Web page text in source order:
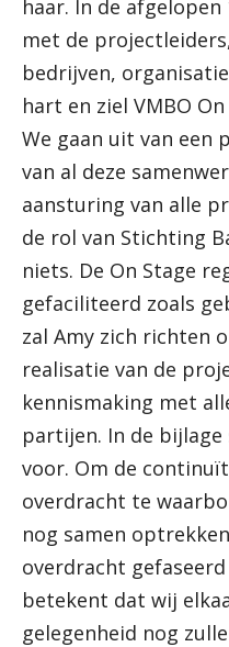
haar. In de
met de
bedrijven,
hart en ziel VMBO
We gaan uit van een
van al deze
aansturing van alle
de rol van Stichting
niets. De On Stage
gefaciliteerd zoals
zal Amy zich richten
realisatie van de
kennismaking met
partijen. In de
voor. Om de
overdracht te
nog samen
overdracht
betekent dat wij
gelegenheid nog